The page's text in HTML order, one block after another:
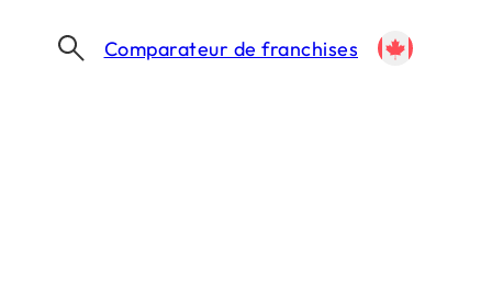
Comparateur de franchises
avec Jack
toutes